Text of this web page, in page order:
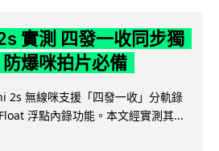
實測 四發一收同步獨
爆咪拍片必備
2s 無線咪支援「四發一收」分軌錄
浮點內錄功能。本文經實測其...